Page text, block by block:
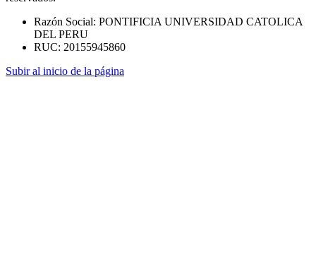
Razón Social: PONTIFICIA UNIVERSIDAD CATOLICA
DEL PERU
RUC: 20155945860
Subir al inicio de la página